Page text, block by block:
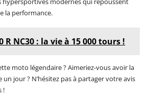
la performance.
R NC30 : la vie à 15 000 tours !
moto légendaire ? Aimeriez-vous avoir la
un jour ? N’hésitez pas à partager votre avis
!